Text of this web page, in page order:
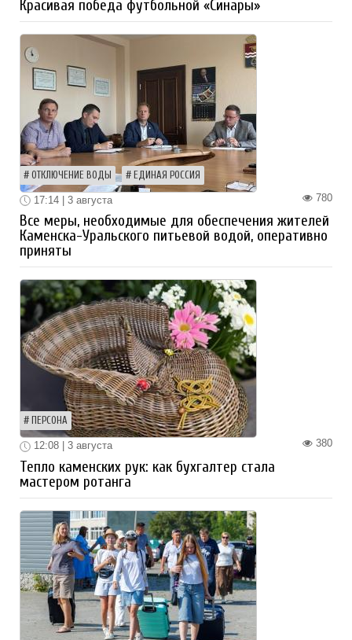
Красивая победа футбольной «Синары»
ОТКЛЮЧЕНИЕ ВОДЫ ЕДИНАЯ РОССИЯ
780
17:14 | 3 августа
Все меры, необходимые для обеспечения жителей
Каменска-Уральского питьевой водой, оперативно
приняты
ПЕРСОНА
380
12:08 | 3 августа
Тепло каменских рук: как бухгалтер стала
мастером ротанга